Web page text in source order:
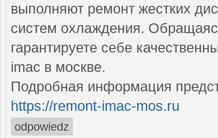
выполняют ремонт жестких
систем охлаждения.
гарантируете себе
imac в москве.
Подробная информация
https://remont-imac-mos.ru
odpowiedz